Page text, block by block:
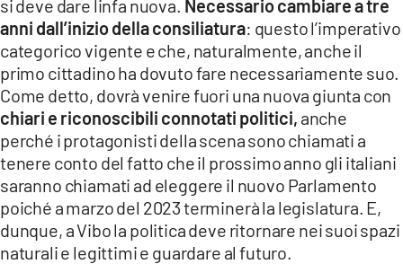
APPLE
si deve dare linfa nuova. Necessario cambiare a tre
anni dall’inizio della consiliatura: questo l’imperativo
categorico vigente e che, naturalmente, anche il
primo cittadino ha dovuto fare necessariamente suo.
Come detto, dovrà venire fuori una nuova giunta con
chiari e riconoscibili connotati politici, anche
perché i protagonisti della scena sono chiamati a
tenere conto del fatto che il prossimo anno gli italiani
saranno chiamati ad eleggere il nuovo Parlamento
poiché a marzo del 2023 terminerà la legislatura. E,
dunque, a Vibo la politica deve ritornare nei suoi spazi
naturali e legittimi e guardare al futuro.